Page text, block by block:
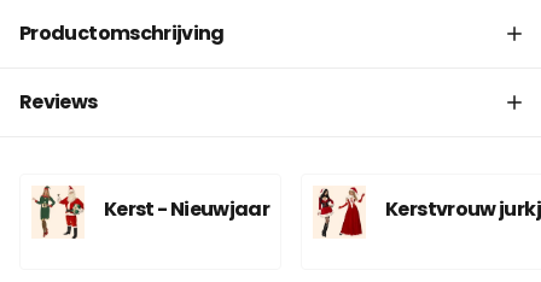
Productomschrijving
Reviews
Kerst - Nieuwjaar Kerstvrouw